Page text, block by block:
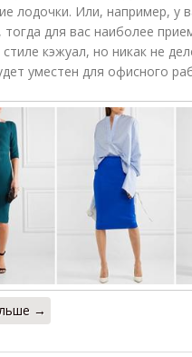
лодочки. Или, например, у
тогда для вас наиболее
стиле кэжуал, но никак не
уместен для офисного
→